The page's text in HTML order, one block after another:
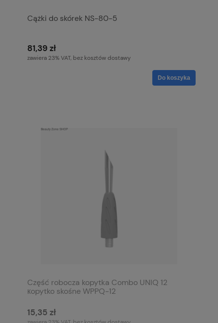
Cążki do skórek NS-80-5
81,39 zł
zawiera 23% VAT, bez kosztów dostawy
Do koszyka
Część robocza kopytka Combo UNIQ 12
кopytko skośne WPPQ-12
15,35 zł